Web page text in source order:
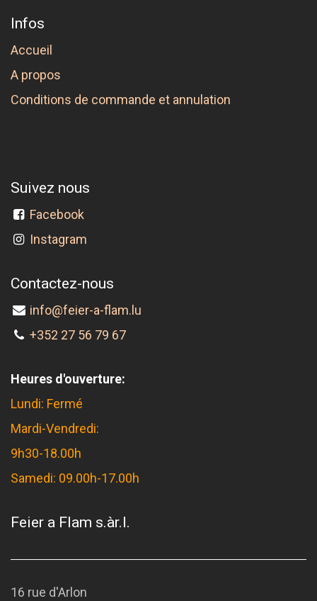
Infos
Accueil
A propos
Conditions de commande et annulation
Suivez nous
Facebook
Instagram
Contactez-nous
info@feier-a-flam.lu
+352 27 56 79 67
Heures d'ouverture:
Lundi: Fermé
Mardi-Vendredi:
9h30-18.00h
Samedi: 09.00h-17.00h
Feier a Flam s.àr.l.
16 rue d'Arlon